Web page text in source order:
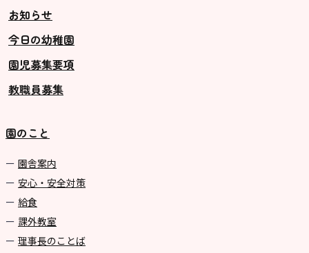
お知らせ
今日の幼稚園
園児募集要項
教職員募集
園のこと
園舎案内
安心・安全対策
給食
課外教室
理事長のことば